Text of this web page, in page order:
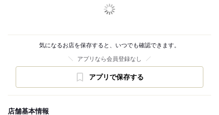
気になるお店を保存すると、いつでも確認できます。
アプリなら会員登録なし
アプリで保存する
店舗基本情報